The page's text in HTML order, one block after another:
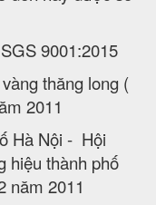
9001:2015
thăng long (
2011
Hà Nội - Hội
hiệu thành phố
năm 2011